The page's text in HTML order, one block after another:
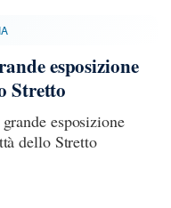
esposizione
Stretto
esposizione
dello Stretto